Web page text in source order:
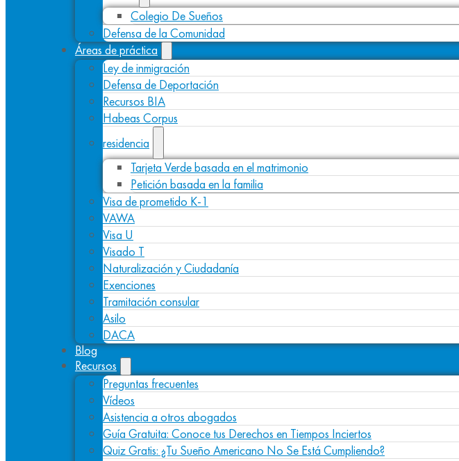
Colegio De Sueños
Defensa de la Comunidad
Áreas de práctica
Ley de inmigración
Defensa de Deportación
Recursos BIA
Habeas Corpus
residencia
Tarjeta Verde basada en el matrimonio
Petición basada en la familia
Visa de prometido K-1
VAWA
Visa U
Visado T
Naturalización y Ciudadanía
Exenciones
Tramitación consular
Asilo
DACA
Blog
Recursos
Preguntas frecuentes
Vídeos
Asistencia a otros abogados
Guía Gratuita: Conoce tus Derechos en Tiempos Inciertos
Quiz Gratis: ¿Tu Sueño Americano No Se Está Cumpliendo?